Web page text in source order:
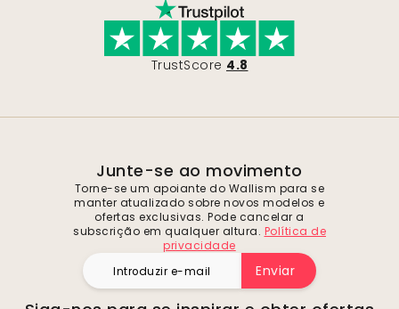
TrustScore 4.8
Junte-se ao movimento
Torne-se um apoiante do Wallism para se
manter atualizado sobre novos modelos e
ofertas exclusivas. Pode cancelar a
subscrição em qualquer altura. Política de
privacidade
Enviar